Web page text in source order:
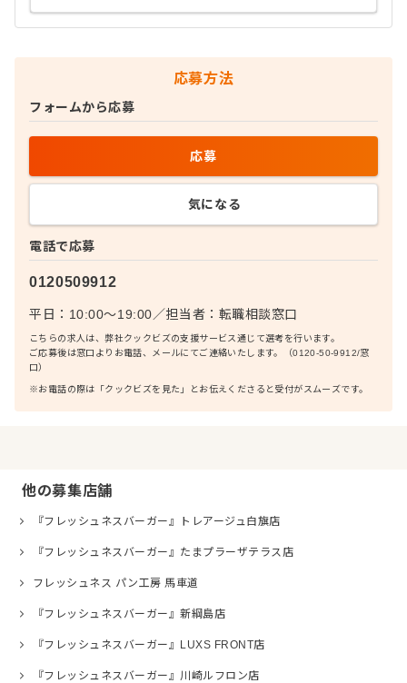
応募方法
電話で応募
0120509912
平日：10:00〜19:00／担当者： 転職相談窓口
こちらの求人は、弊社クックビズの支援サービス通じて選考を行います。
ご応募後は窓口よりお電話、メールにてご連絡いたします。（0120-50-9912/窓
口）
※お電話の際は「クックビズを見た」とお伝えくださると受付がスムーズです。
フォームから応募
応募
気になる
他の募集店舗
『フレッシュネスバーガー』トレアージュ白旗店
『フレッシュネスバーガー』たまプラーザテラス店
フレッシュネス パン工房 馬車道
『フレッシュネスバーガー』新綱島店
『フレッシュネスバーガー』LUXS FRONT店
『フレッシュネスバーガー』川崎ルフロン店